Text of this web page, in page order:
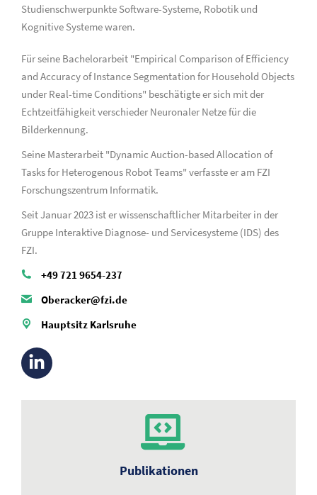
Studienschwerpunkte Software-Systeme, Robotik und
Kognitive Systeme waren.
Für seine Bachelorarbeit "Empirical Comparison of Efficiency
and Accuracy of Instance Segmentation for Household Objects
under Real-time Conditions" beschätigte er sich mit der
Echtzeitfähigkeit verschieder Neuronaler Netze für die
Bilderkennung.
Seine Masterarbeit "Dynamic Auction-based Allocation of
Tasks for Heterogenous Robot Teams" verfasste er am FZI
Forschungszentrum Informatik.
Seit Januar 2023 ist er wissenschaftlicher Mitarbeiter in der
Gruppe Interaktive Diagnose- und Servicesysteme (IDS) des
FZI.
+49 721 9654-237
Oberacker@fzi.de
Hauptsitz Karlsruhe
Publikationen